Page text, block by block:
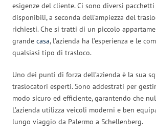
esigenze del cliente. Ci sono diversi
disponibili, a seconda dell’ampiezza del
richiesti. Che si tratti di un piccolo
grande casa, l’azienda ha l’esperienza e le
qualsiasi tipo di trasloco.
Uno dei punti di forza dell’azienda è la sua
traslocatori esperti. Sono addestrati per
modo sicuro ed efficiente, garantendo che
L’azienda utilizza veicoli moderni e ben
lungo viaggio da Palermo a Schellenberg.